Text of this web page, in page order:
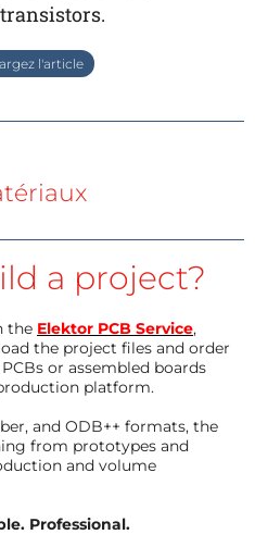
l'article
a project?
the Elektor PCB Service,
the project files and order
or assembled boards
platform.
and ODB++ formats, the
from prototypes and
and volume
Professional.